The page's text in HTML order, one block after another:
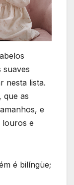
nesta lista.
que as
e
louros e
é bilíngüe;